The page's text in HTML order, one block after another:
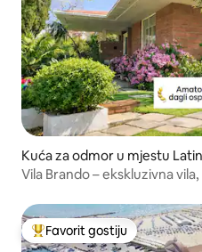
Kuća za odmor u mjestu
Vila Brando – ekskluzivna
Glavni favorit gostiju
Favorit gostiju